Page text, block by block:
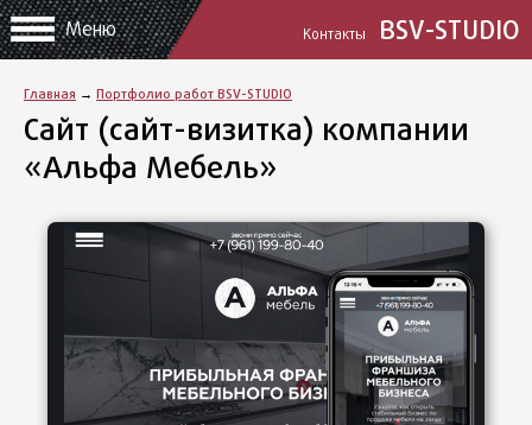
Меню Контакты BSV-STUDIO
Главная → Портфолио работ BSV-STUDIO
Сайт (сайт-визитка) компании
«Альфа Мебель»